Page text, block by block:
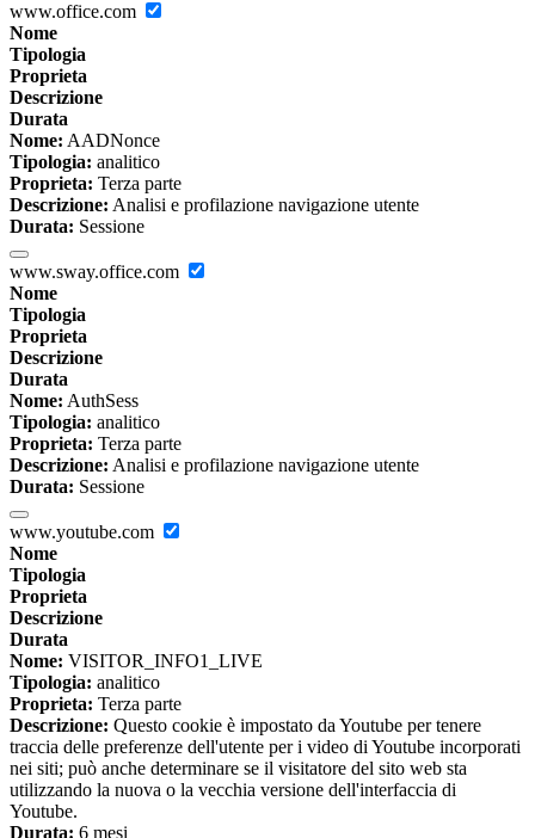
www.office.com
Nome
Tipologia
Proprieta
Descrizione
Durata
Nome: AADNonce
Tipologia: analitico
Proprieta: Terza parte
Descrizione: Analisi e profilazione navigazione utente
Durata: Sessione
www.sway.office.com
Nome
Tipologia
Proprieta
Descrizione
Durata
Nome: AuthSess
Tipologia: analitico
Proprieta: Terza parte
Descrizione: Analisi e profilazione navigazione utente
Durata: Sessione
www.youtube.com
Nome
Tipologia
Proprieta
Descrizione
Durata
Nome: VISITOR_INFO1_LIVE
Tipologia: analitico
Proprieta: Terza parte
Descrizione: Questo cookie è impostato da Youtube per tenere
traccia delle preferenze dell'utente per i video di Youtube incorporati
nei siti; può anche determinare se il visitatore del sito web sta
utilizzando la nuova o la vecchia versione dell'interfaccia di
Youtube.
Durata: 6 mesi